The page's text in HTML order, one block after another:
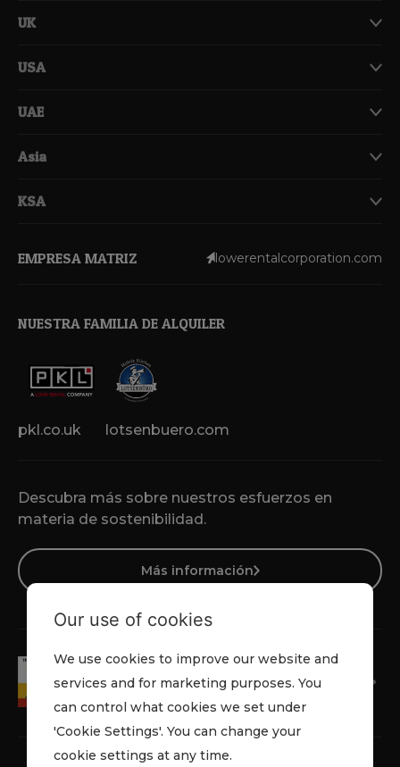
UK
USA
UAE
Asia
KSA
Descubra más sobre nuestros esfuerzos en
materia de sostenibilidad.
Más información
EMPRESA MATRIZ lowerentalcorporation.com
NUESTRA FAMILIA DE ALQUILER
pkl.co.uk lotsenbuero.com
Our use of cookies
We use cookies to improve our website and
services and for marketing purposes. You
can control what cookies we set under
'Cookie Settings'. You can change your
cookie settings at any time.